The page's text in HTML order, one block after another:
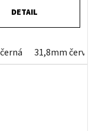
DETAIL
31,8mm